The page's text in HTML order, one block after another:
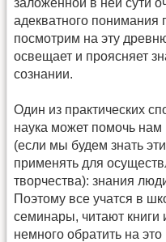
адекватного понимания
посмотрим на эту
освещает и проясняет
сознании.
Один из практических
наука может помочь
(если мы будем знать
применять для
творчества): знания
Поэтому все учатся в
семинары, читают книги
немного обратить на